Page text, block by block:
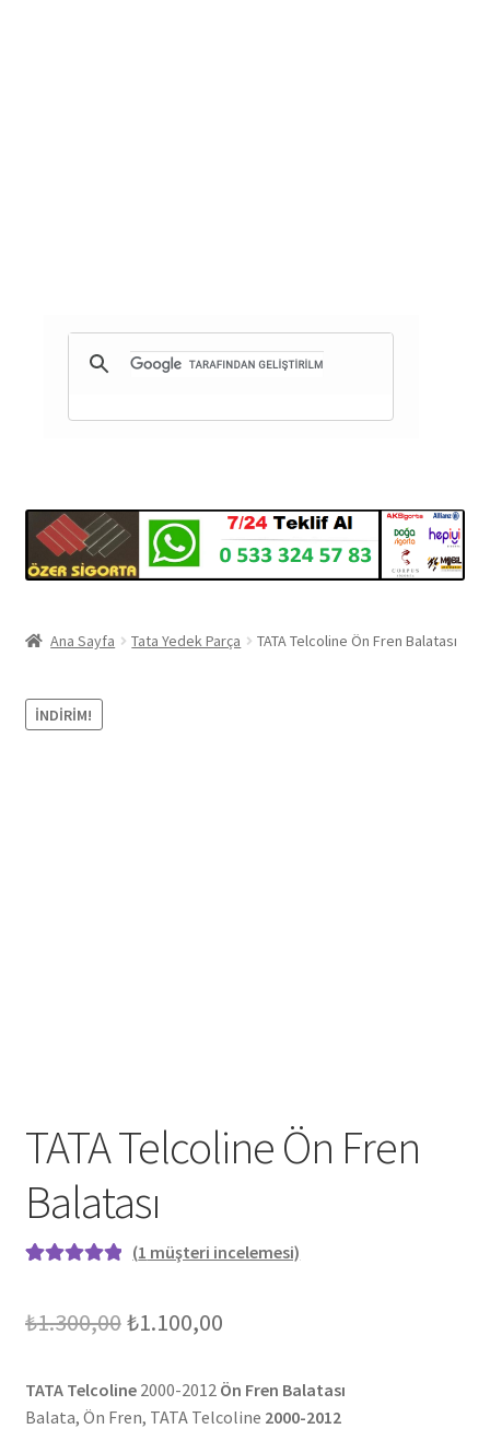
Ana Sayfa Tata Yedek Parça TATA Telcoline Ön Fren Balatası
İNDIRIM!
TATA Telcoline Ön Fren
Balatası
dayanarak 5
5.00puan
aldı
(1 müşteri incelemesi)
₺1.300,00Orijinal
₺1.300,00.
₺1.100,00Şu
fiyat:
TATA Telcoline2000-2012 Ön Fren Balatası
Balata, Ön Fren, TATA Telcoline 2000-2012